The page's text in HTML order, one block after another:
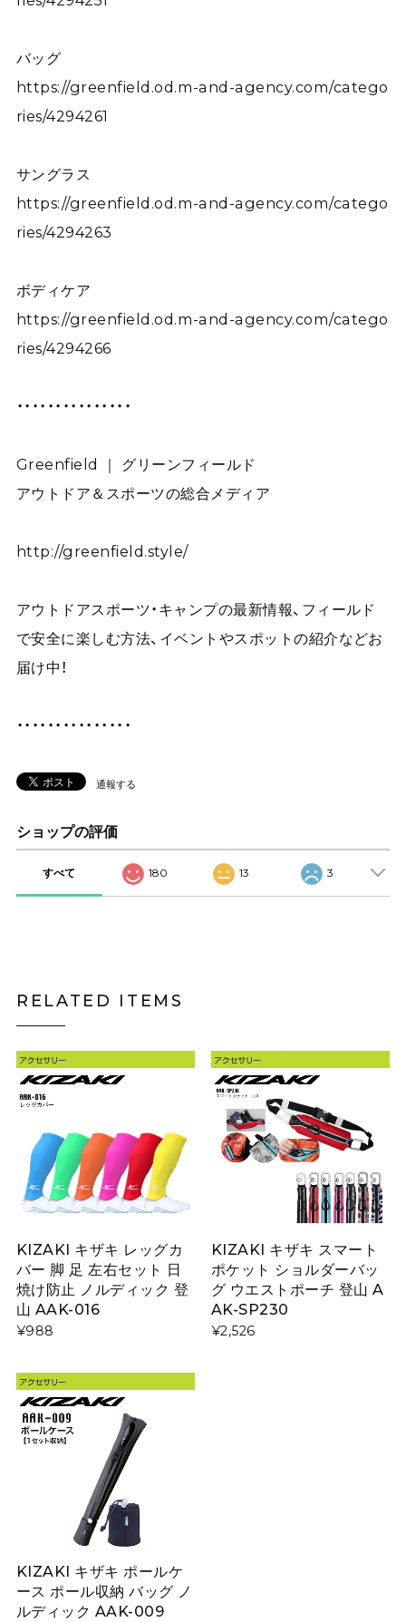
バッグ
https://greenfield.od.m-and-agency.com/catego
ries/4294261
サングラス
https://greenfield.od.m-and-agency.com/catego
ries/4294263
ボディケア
https://greenfield.od.m-and-agency.com/catego
ries/4294266
・・・・・・・・・・・・・・・
Greenfield ｜ グリーンフィールド
アウトドア＆スポーツの総合メディア
http://greenfield.style/
アウトドアスポーツ・キャンプの最新情報、フィールド
で安全に楽しむ方法、イベントやスポットの紹介などお
届け中！
・・・・・・・・・・・・・・・
通報する
ショップの評価
すべて 180 13 3
RELATED ITEMS
KIZAKI キザキ レッグカ
バー 脚 足 左右セット 日
焼け防止 ノルディック 登
山 AAK-016
¥988
KIZAKI キザキ スマート
ポケット ショルダーバッ
グ ウエストポーチ 登山 A
AK-SP230
¥2,526
KIZAKI キザキ ポールケ
ース ポール収納 バッグ ノ
ルディック AAK-009